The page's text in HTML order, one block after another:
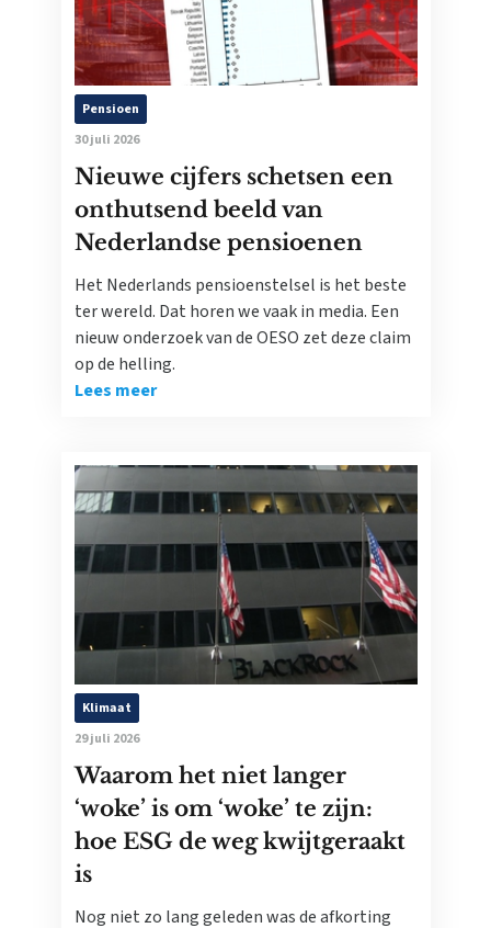
Pensioen
30 juli 2026
Nieuwe cijfers schetsen een
onthutsend beeld van
Nederlandse pensioenen
Het Nederlands pensioenstelsel is het beste
ter wereld. Dat horen we vaak in media. Een
nieuw onderzoek van de OESO zet deze claim
op de helling.
Lees meer
Klimaat
29 juli 2026
Waarom het niet langer
‘woke’ is om ‘woke’ te zijn:
hoe ESG de weg kwijtgeraakt
is
Nog niet zo lang geleden was de afkorting